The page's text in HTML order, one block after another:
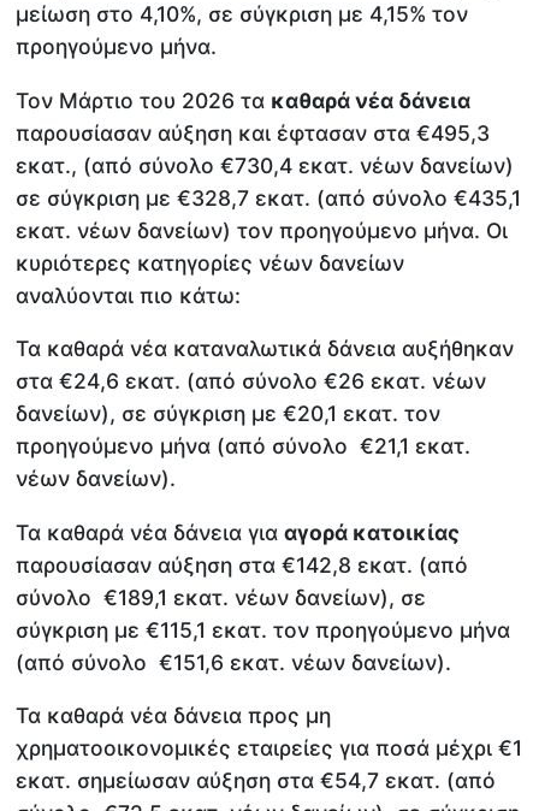
μείωση στο 4,10%, σε σύγκριση με 4,15% τον
προηγούμενο μήνα.
Τον Μάρτιο του 2026 τα καθαρά νέα δάνεια
παρουσίασαν αύξηση και έφτασαν στα €495,3
εκατ., (από σύνολο €730,4 εκατ. νέων δανείων)
σε σύγκριση με €328,7 εκατ. (από σύνολο €435,1
εκατ. νέων δανείων) τον προηγούμενο μήνα. Οι
κυριότερες κατηγορίες νέων δανείων
αναλύονται πιο κάτω:
Τα καθαρά νέα καταναλωτικά δάνεια αυξήθηκαν
στα €24,6 εκατ. (από σύνολο €26 εκατ. νέων
δανείων), σε σύγκριση με €20,1 εκατ. τον
προηγούμενο μήνα (από σύνολο €21,1 εκατ.
νέων δανείων).
Τα καθαρά νέα δάνεια γιααγορά κατοικίας
παρουσίασαν αύξηση στα €142,8 εκατ. (από
σύνολο €189,1 εκατ. νέων δανείων), σε
σύγκριση με €115,1 εκατ. τον προηγούμενο μήνα
(από σύνολο €151,6 εκατ. νέων δανείων).
Τα καθαρά νέα δάνεια προς μη
χρηματοοικονομικές εταιρείες για ποσά μέχρι €1
εκατ. σημείωσαν αύξηση στα €54,7 εκατ. (από